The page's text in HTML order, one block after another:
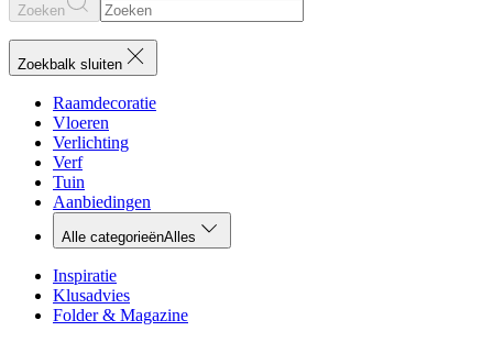
Zoeken
Zoekbalk sluiten
Raamdecoratie
Vloeren
Verlichting
Verf
Tuin
Aanbiedingen
Alle categorieënAlles
Inspiratie
Klusadvies
Folder & Magazine